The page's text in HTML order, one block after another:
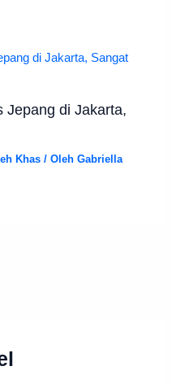
Jepang di Jakarta,
Khas / OlehGabriella